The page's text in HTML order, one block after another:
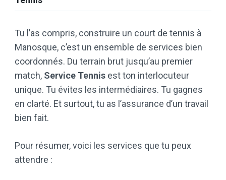
Tu l’as compris, construire un court de tennis à
Manosque, c’est un ensemble de services bien
coordonnés. Du terrain brut jusqu’au premier
match, Service Tennis est ton interlocuteur
unique. Tu évites les intermédiaires. Tu gagnes
en clarté. Et surtout, tu as l’assurance d’un travail
bien fait.
Pour résumer, voici les services que tu peux
attendre :